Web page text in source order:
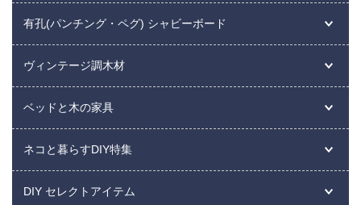
有孔(パンチング・ペグ) シャビーボード
ヴィンテージ調木材
ベッドと木の家具
ネコと暮らすDIY特集
DIY セレクトアイテム